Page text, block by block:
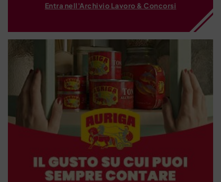
Entra nell'Archivio Lavoro & Concorsi